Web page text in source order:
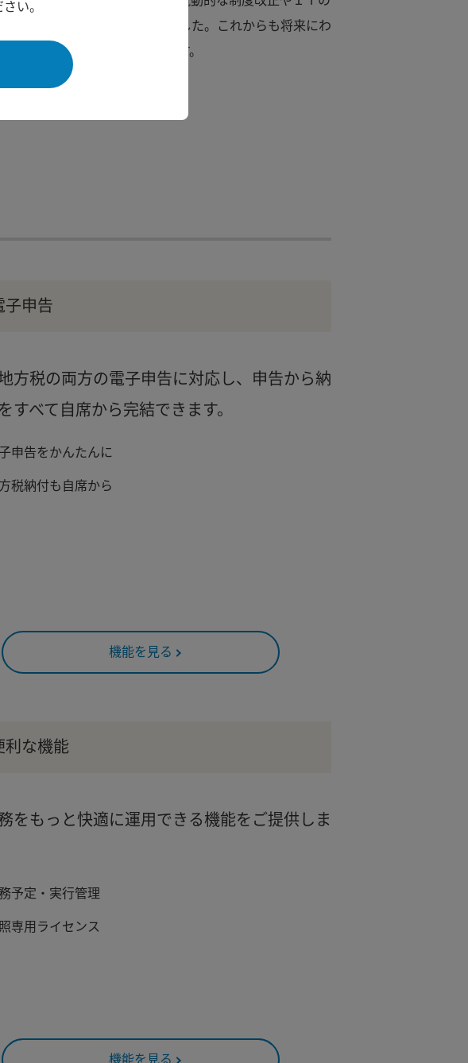
常に迅速・確実に対応してきました。これからも将来にわ
々な環境変化に確実に対応します。
子申告
方税の両方の電子申告に対応し、申告から納
すべて自席から完結できます。
申告をかんたんに
税納付も自席から
機能を見る
利な機能
をもっと快適に運用できる機能をご提供しま
予定・実行管理
専用ライセンス
機能を見る
い。